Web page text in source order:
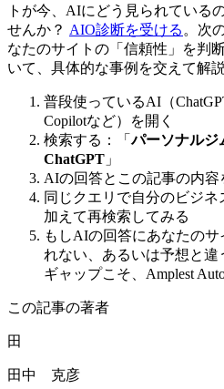
トが今、AIにどう見られている
せんか？ AIO診断を受ける 。次
なたのサイトの「信頼性」を判
いて、具体的な事例を交えて解説
普段使っているAI（
Copilotなど）を開く
検索する：「パーソナルジ
ChatGPT 」
AIの回答とこの記事の内容
同じクエリで自分のビジ
加えて再検索してみる
もしAIの回答にあなたの
れない、あるいは予想と
ギャップこそ、Amplest
この記事の著者
田
田中 克彦